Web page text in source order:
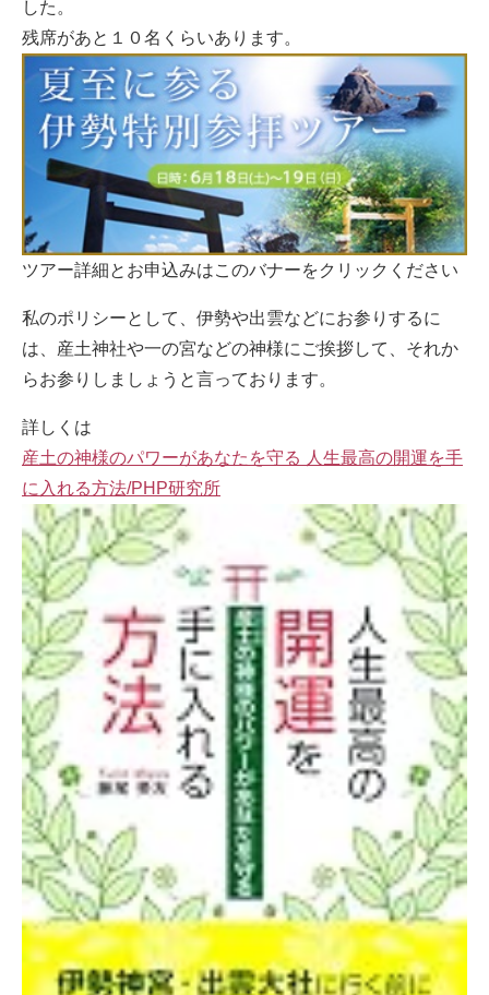
した。
残席があと１０名くらいあります。
ツアー詳細とお申込みはこのバナーをクリックください
私のポリシーとして、伊勢や出雲などにお参りするに
は、産土神社や一の宮などの神様にご挨拶して、それか
らお参りしましょうと言っております。
詳しくは
産土の神様のパワーがあなたを守る 人生最高の開運を手
に入れる方法/PHP研究所